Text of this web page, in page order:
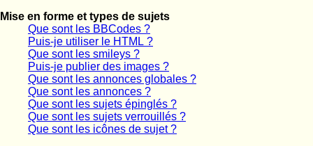
Mise en forme et types de sujets
Que sont les BBCodes ?
Puis-je utiliser le HTML ?
Que sont les smileys ?
Puis-je publier des images ?
Que sont les annonces globales ?
Que sont les annonces ?
Que sont les sujets épinglés ?
Que sont les sujets verrouillés ?
Que sont les icônes de sujet ?